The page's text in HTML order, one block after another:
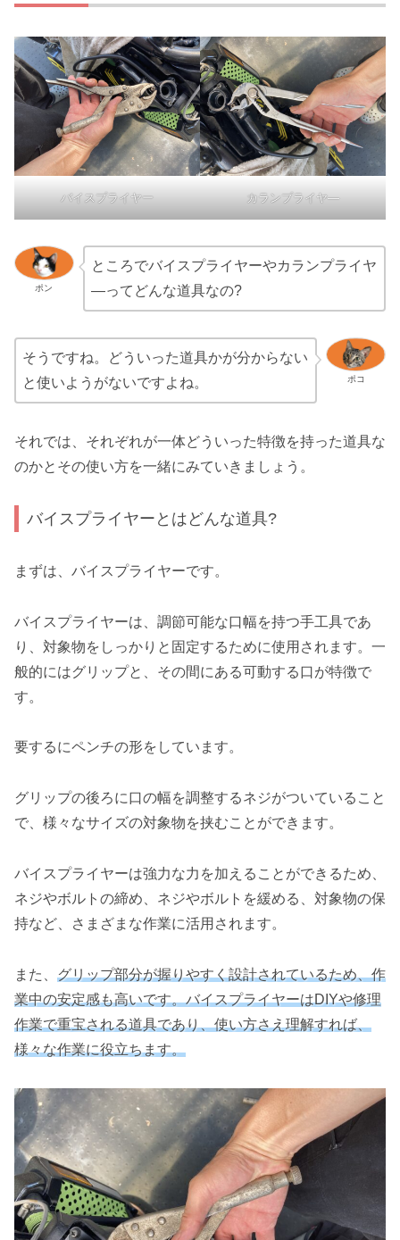
バイスプライヤー カランプライヤ―
ポン
ところでバイスプライヤーやカランプライヤ
―ってどんな道具なの?
ポコ
そうですね。どういった道具かが分からない
と使いようがないですよね。
それでは、それぞれが一体どういった特徴を持った道具な
のかとその使い方を一緒にみていきましょう。
バイスプライヤーとはどんな道具?
まずは、バイスプライヤーです。
バイスプライヤーは、調節可能な口幅を持つ手工具であ
り、対象物をしっかりと固定するために使用されます。一
般的にはグリップと、その間にある可動する口が特徴で
す。
要するにペンチの形をしています。
グリップの後ろに口の幅を調整するネジがついていること
で、様々なサイズの対象物を挟むことができます。
バイスプライヤーは強力な力を加えることができるため、
ネジやボルトの締め、ネジやボルトを緩める、対象物の保
持など、さまざまな作業に活用されます。
また、 グリップ部分が握りやすく設計されているため、作
業中の安定感も高いです。バイスプライヤーはDIYや修理
作業で重宝される道具であり、使い方さえ理解すれば、
様々な作業に役立ちます。